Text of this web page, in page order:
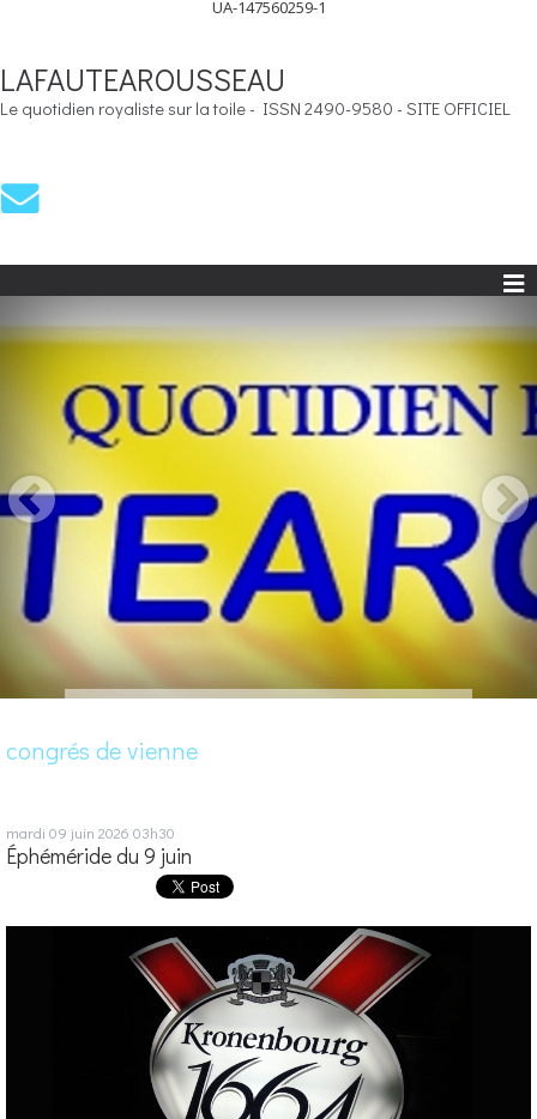
UA-147560259-1
LAFAUTEAROUSSEAU
Le quotidien royaliste sur la toile - ISSN 2490-9580 - SITE OFFICIEL
congrés de vienne
mardi 09 juin 2026 03h30
Éphéméride du 9 juin